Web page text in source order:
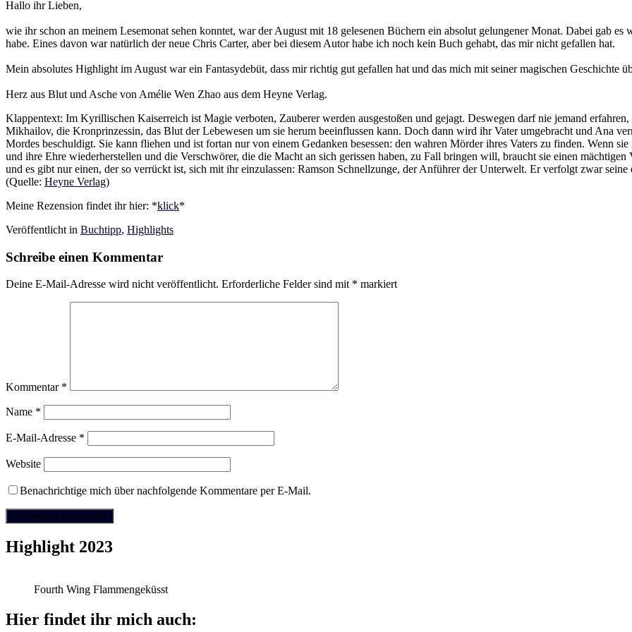
Hallo ihr Lieben,
wie ihr schon an meinem Lesemonat sehen konntet, war der August mit 18 gelesenen Büchern ein absolut gelungener Monat. Dabei gab
habe. Eines davon war natürlich der neue Chris Carter, aber bei diesem Autor habe ich noch kein Buch gehabt, das mir nicht gefallen hat.
Mein absolutes Highlight im August war ein Fantasydebüt, dass mir richtig gut gefallen hat und das mich mit seiner magischen Geschichte
Herz aus Blut und Asche von Amélie Wen Zhao aus dem Heyne Verlag.
Klappentext: Im Kyrillischen Kaiserreich ist Magie verboten, Zauberer werden ausgestoßen und gejagt. Deswegen darf nie jemand erfahren,
Mikhailov, die Kronprinzessin, das Blut der Lebewesen um sie herum beeinflussen kann. Doch dann wird ihr Vater umgebracht und Ana
Mordes beschuldigt. Sie kann fliehen und ist fortan nur von einem Gedanken besessen: den wahren Mörder ihres Vaters zu finden. Wenn
und ihre Ehre wiederherstellen und die Verschwörer, die die Macht an sich gerissen haben, zu Fall bringen will, braucht sie einen mächtigen
und es gibt nur einen, der so verrückt ist, sich mit ihr einzulassen: Ramson Schnellzunge, der Anführer der Unterwelt. Er verfolgt zwar
(Quelle: Heyne Verlag)
Meine Rezension findet ihr hier: *klick*
Veröffentlicht in Buchtipp, Highlights
Schreibe einen Kommentar
Deine E-Mail-Adresse wird nicht veröffentlicht. Erforderliche Felder sind mit * markiert
Kommentar *
Name *
E-Mail-Adresse *
Website
Benachrichtige mich über nachfolgende Kommentare per E-Mail.
Highlight 2023
Fourth Wing Flammengeküsst
Hier findet ihr mich auch: